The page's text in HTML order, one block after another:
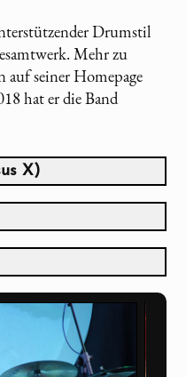
Drumstil
Mehr zu
auf seiner Homepage
hat er die Band
X)
8, 14 x 12, 16 x 14
and gongs